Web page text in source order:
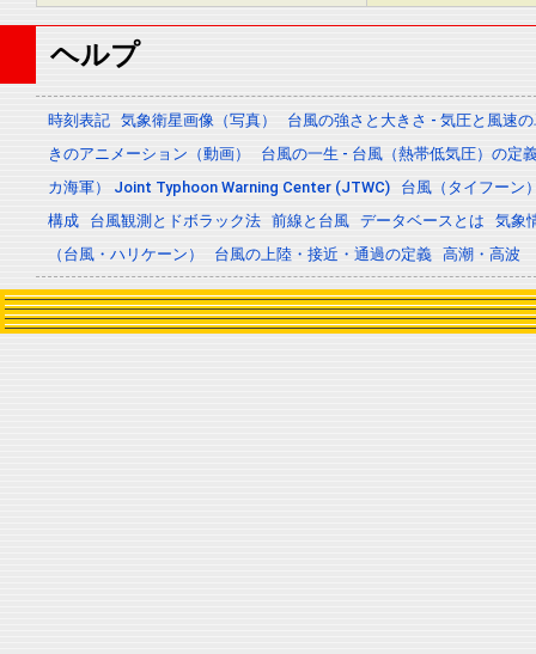
ヘルプ
時刻表記 気象衛星画像（写真）
台風の強さと大きさ - 気圧と風速
きのアニメーション（動画）
台風の一生 - 台風（熱帯低気圧）の定
カ海軍） Joint Typhoon Warning Center (JTWC)
台風（タイフーン
構成
台風観測とドボラック法 前線と台風 データベースとは
気象
（台風・ハリケーン）
台風の上陸・接近・通過の定義 高潮・高波